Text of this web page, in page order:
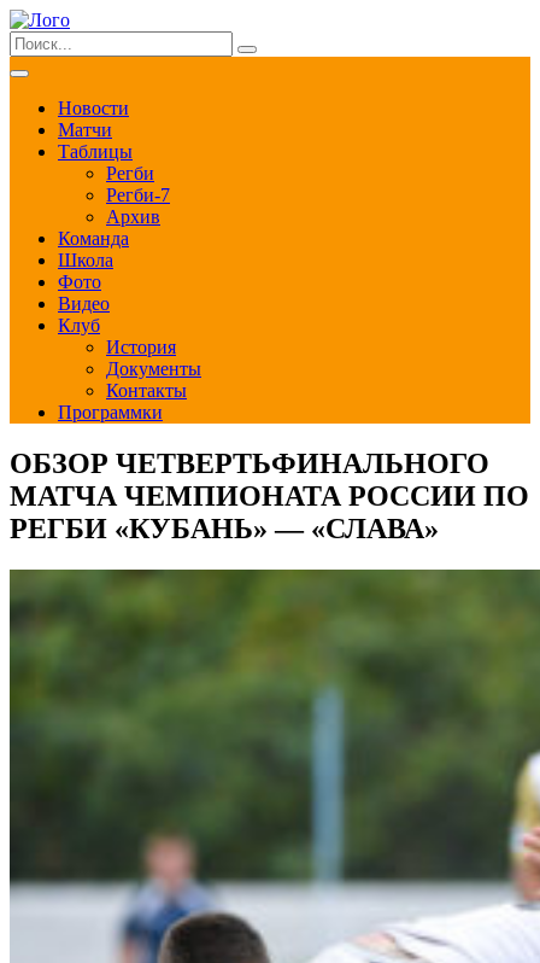
Новости
Матчи
Таблицы
Регби
Регби-7
Архив
Команда
Школа
Фото
Видео
Клуб
История
Документы
Контакты
Программки
ОБЗОР ЧЕТВЕРТЬФИНАЛЬНОГО
МАТЧА ЧЕМПИОНАТА РОССИИ ПО
РЕГБИ «КУБАНЬ» — «СЛАВА»